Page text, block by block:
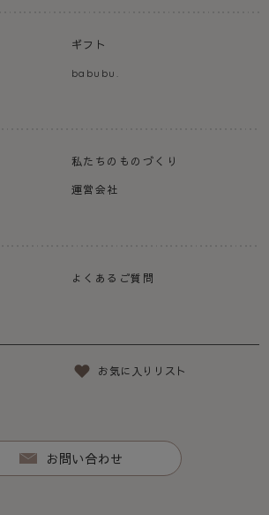
ギフト
babubu.
私たちのものづくり
運営会社
よくあるご質問
お気に入りリスト
お問い合わせ